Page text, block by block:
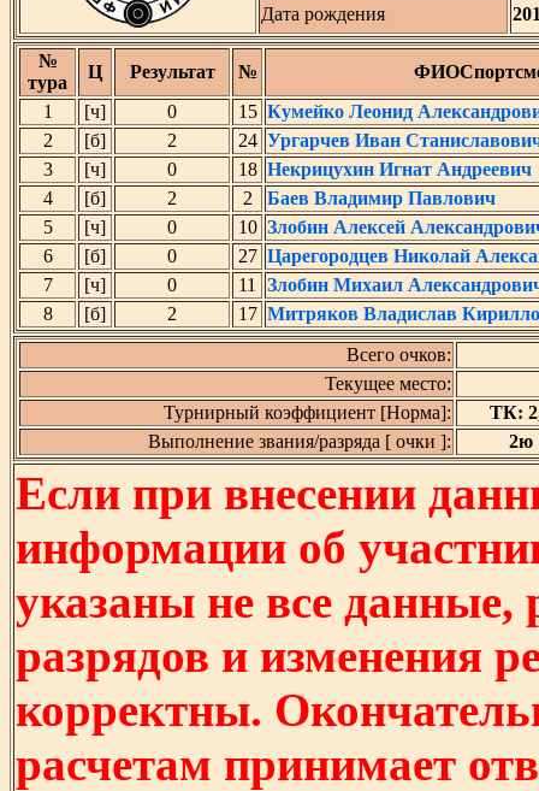
Дата рождения
№
тура
Ц Результат №
1
[ч] 0 15 Кумейко Леонид
2
[б] 2 24 Ургарчев Иван
3
[ч] 0 18 Некрицухин Игнат Андреевич
4
[б] 2 2
Баев Владимир Павлович
5
[ч] 0 10 Злобин Алексей
6
[б] 0 27 Царегородцев Николай
7
[ч] 0 11
Злобин Михаил
8
[б] 2 17 Митряков Владислав
Всего очков:
Текущее место:
Турнирный коэффициент [Норма]:
ТК:
Выполнение звания/разряда [ очки ]:
2ю
Если при внесении
информации об
указаны не все
разрядов и изменения
корректны.
расчетам принимает